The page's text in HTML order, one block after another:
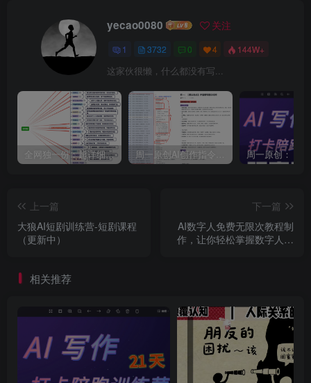
yecao0080 关注
1 3732 0 4 144W+
这家伙很懒，什么都没有写...
全网独一份：超详细的40+个自媒体赛道领域解析手册，让你的内容创作不再局限！
上一篇
大狼AI短剧训练营-短剧课程
（更新中）
下一篇
AI数字人免费无限次教程制
作，让你轻松掌握数字人的
相关推荐